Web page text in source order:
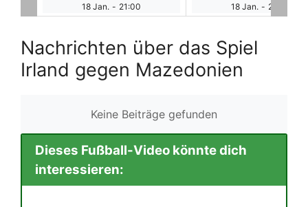
18 Jan. - 21:00 23 Jan. -
Nachrichten über das Spiel
Irland gegen Mazedonien
Keine Beiträge gefunden
Dieses Fußball-Video könnte dich
interessieren: